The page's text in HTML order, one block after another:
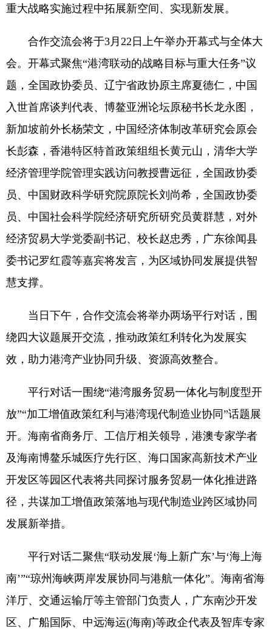
重大战略实施过程中拓展新空间、实现新发展。
合作交流会将于3月22日上午举办开幕式与全体大
会。开幕式聚焦“港湾联动的战略目标与重大任务”议
题，全国政协委员、辽宁省政协原主席夏德仁，中国
入世首席谈判代表、博鳌亚洲论坛原秘书长龙永图，
新加坡前外长杨荣文，中国经济体制改革研究会原会
长彭森，香港特区特首政策组组长黄元山，清华大学
经济管理学院管理实践访问教授曹远征，全国政协委
员、中国财政科学研究院原院长刘尚希，全国政协委
员、中国社会科学院经济研究所研究员黄群慧，对外
经济贸易大学党委副书记、校长赵忠秀，广东徐闻县
委书记罗红霞等嘉宾将发言，为区域协同发展提供智
慧支撑。
当日下午，合作交流会将举办两场平行对话，围
绕四大议题展开交流，推动政策红利转化为发展实
效，助力港湾产业协同升级、资源高效整合。
平行对话一围绕“港湾服务贸易一体化与制度型开
放”“加工增值政策红利与港湾现代制造业协同”话题展
开。海南省商务厅、工信厅相关领导，港澳专家学者
及海南博鳌乐城医疗先行区、海口国家高新技术产业
开发区等园区代表将共同探讨服务贸易一体化推进路
径，共谋加工增值政策落地与现代制造业跨区域协同
发展新举措。
平行对话二聚焦“联动发展‘海上新广东’与‘海上海
南’”“琼州海峡两岸发展协同与港航一体化”。海南省海
洋厅、交通运输厅等主管部门负责人，广东南沙开发
区、广船国际、中远海运(海南)等政企代表及智库专家